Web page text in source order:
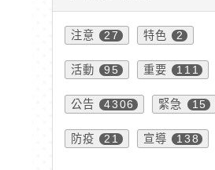
注意 27 特色 2
活動 95 重要 111
公告 4306 緊急 15
防疫 21 宣導 138